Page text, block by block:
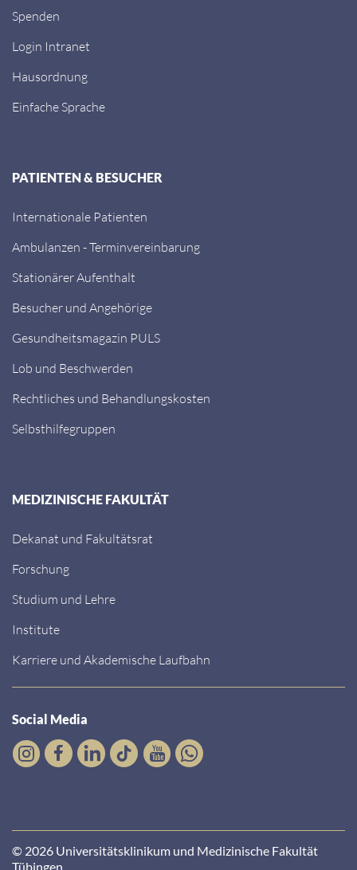
Spenden
Login Intranet
Hausordnung
Einfache Sprache
PATIENTEN & BESUCHER
Internationale Patienten
Ambulanzen - Terminvereinbarung
Stationärer Aufenthalt
Besucher und Angehörige
Gesundheitsmagazin PULS
Lob und Beschwerden
Rechtliches und Behandlungskosten
Selbsthilfegruppen
MEDIZINISCHE FAKULTÄT
Dekanat und Fakultätsrat
Forschung
Studium und Lehre
Institute
Karriere und Akademische Laufbahn
Social Media
© 2026 Universitätsklinikum und Medizinische Fakultät
Tübingen